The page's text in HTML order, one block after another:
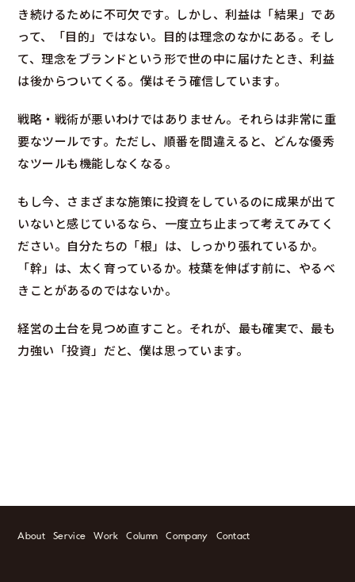
き続けるために不可欠です。しかし、利益は「結果」であ
って、「目的」ではない。目的は理念のなかにある。そし
て、理念をブランドという形で世の中に届けたとき、利益
は後からついてくる。僕はそう確信しています。
戦略・戦術が悪いわけではありません。それらは非常に重
要なツールです。ただし、順番を間違えると、どんな優秀
なツールも機能しなくなる。
もし今、さまざまな施策に投資をしているのに成果が出て
いないと感じているなら、一度立ち止まって考えてみてく
ださい。自分たちの「根」は、しっかり張れているか。
「幹」は、太く育っているか。枝葉を伸ばす前に、やるべ
きことがあるのではないか。
経営の土台を見つめ直すこと。それが、最も確実で、最も
力強い「投資」だと、僕は思っています。
About Service Work Column Company Contact